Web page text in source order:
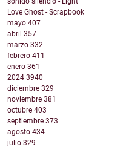
Love Ghost - Scrapbook
mayo 407
abril 357
marzo 332
febrero 411
enero 361
2024 3940
diciembre 329
noviembre 381
octubre 403
septiembre 373
agosto 434
julio 329